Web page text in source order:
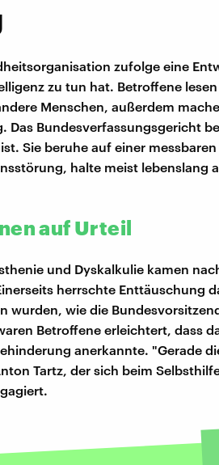
zufolge eine
zu tun hat. Betroffene
Menschen, außerdem
Das Bundesverfassungsgericht
Sie beruhe auf einer messbaren
halte meist lebenslang
auf Urteil
und Dyskalkulie kamen
herrschte Enttäuschung
wurden, wie die
Betroffene erleichtert, dass
anerkannte. "Gerade
Tartz, der sich beim